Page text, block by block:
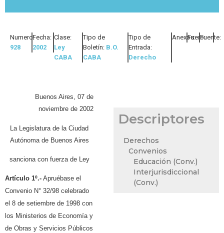
Numero:
928
Fecha:
2002
Clase:
Ley
CABA
Tipo de
Boletín: B.O.
CABA
Tipo de
Entrada:
Derecho
Anexos:Fuero:Fuente:
Buenos Aires, 07 de
noviembre de 2002
La Legislatura de la Ciudad
Autónoma de Buenos Aires
sanciona con fuerza de Ley
Artículo 1º.- Apruébase el
Convenio N° 32/98 celebrado
el 8 de setiembre de 1998 con
los Ministerios de Economía y
de Obras y Servicios Públicos
Descriptores
Derechos
Convenios
Educación (Conv.)
Interjurisdiccional
(Conv.)